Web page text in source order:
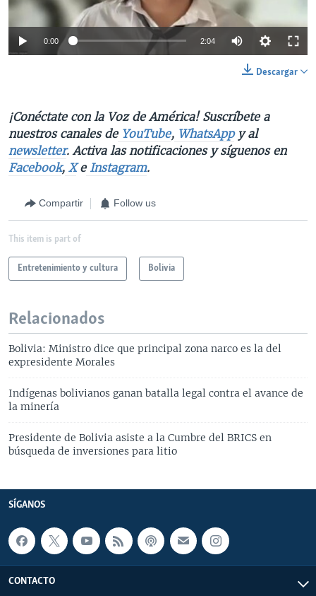
0:00 2:04
Descargar
¡Conéctate con la Voz de América! Suscríbete a
nuestros canales deYouTube, WhatsAppy al
newsletter. Activa las notificaciones y síguenos en
Facebook, XeInstagram.
Compartir Follow us
This item is part of
Entretenimiento y cultura Bolivia
Relacionados
Bolivia: Ministro dice que principal zona narco es la del
expresidente Morales
Indígenas bolivianos ganan batalla legal contra el avance de
la minería
Presidente de Bolivia asiste a la Cumbre del BRICS en
búsqueda de inversiones para litio
SÍGANOS
CONTACTO